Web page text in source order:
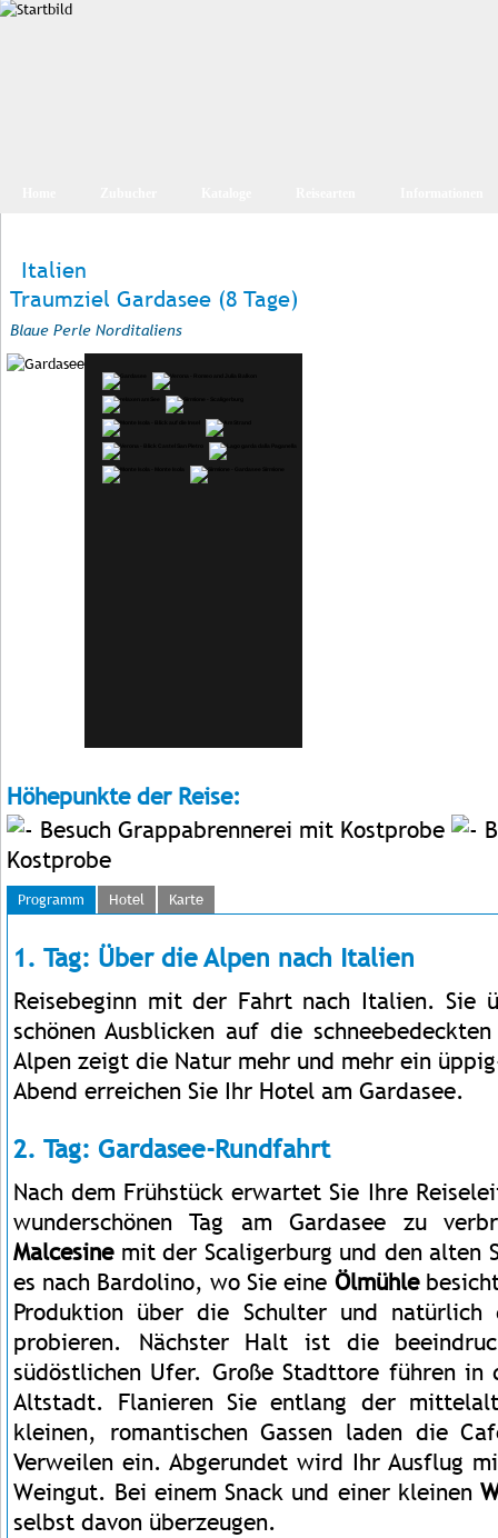
Italien
Traumziel Gardasee (8 Tage)
Blaue Perle Norditaliens
Höhepunkte der Reise:
Besuch Grappabrennerei mit Kostprobe
Kostprobe
Programm Hotel Karte
1. Tag: Über die Alpen nach Italien
Reisebeginn mit der Fahrt nach Italien. Sie
schönen Ausblicken auf die
Alpen zeigt die Natur mehr und mehr ein
Abend erreichen Sie Ihr Hotel am Gardasee.
2. Tag: Gardasee-Rundfahrt
Nach dem Frühstück erwartet Sie Ihre
wunderschönen Tag am Gardasee zu
Malcesinemit der Scaligerburg und den alten
es nach Bardolino, wo Sie eine Ölmühle
Produktion über die Schulter und natürlich
probieren. Nächster Halt ist die
südöstlichen Ufer. Große Stadttore führen
Altstadt. Flanieren Sie entlang der
kleinen, romantischen Gassen laden die
Verweilen ein. Abgerundet wird Ihr Ausflug
Weingut. Bei einem Snack und einer kleinen
selbst davon überzeugen.